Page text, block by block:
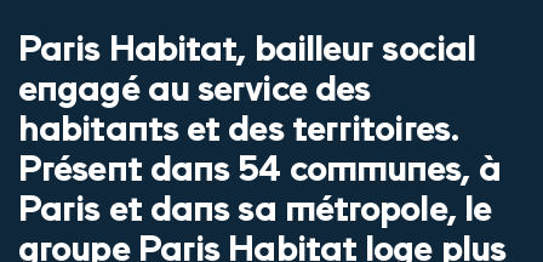
Paris Habitat, bailleur social
engagé au service des
habitants et des territoires.
Présent dans 54 communes, à
Paris et dans sa métropole, le
groupe Paris Habitat loge plus